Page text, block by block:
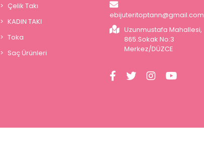
Çelik Takı
KADIN TAKI
Toka
Saç Ürünleri
ebijuteritoptann@gmail.com
Uzunmustafa Mahallesi,
865.Sokak No:3
Merkez/DÜZCE